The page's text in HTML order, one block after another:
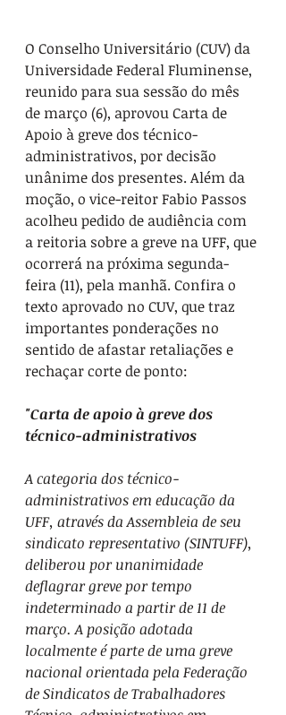
O Conselho Universitário (CUV) da
Universidade Federal Fluminense,
reunido para sua sessão do mês
de março (6), aprovou Carta de
Apoio à greve dos técnico-
administrativos, por decisão
unânime dos presentes. Além da
moção, o vice-reitor Fabio Passos
acolheu pedido de audiência com
a reitoria sobre a greve na UFF, que
ocorrerá na próxima segunda-
feira (11), pela manhã. Confira o
texto aprovado no CUV, que traz
importantes ponderações no
sentido de afastar retaliações e
rechaçar corte de ponto:
"Carta de apoio à greve dos
técnico-administrativos
A categoria dos técnico-
administrativos em educação da
UFF, através da Assembleia de seu
sindicato representativo (SINTUFF),
deliberou por unanimidade
deflagrar greve por tempo
indeterminado a partir de 11 de
março. A posição adotada
localmente é parte de uma greve
nacional orientada pela Federação
de Sindicatos de Trabalhadores